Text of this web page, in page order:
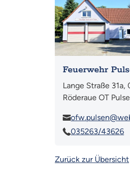
Feuerwehr
Lange Straße 31a,
Röderaue OT
035263/43626
Zurück zur Übersicht